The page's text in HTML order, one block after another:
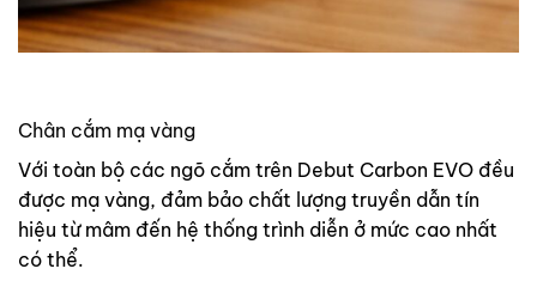
Chân cắm mạ vàng
Với toàn bộ các ngõ cắm trên Debut Carbon EVO đều
được mạ vàng, đảm bảo chất lượng truyền dẫn tín
hiệu từ mâm đến hệ thống trình diễn ở mức cao nhất
có thể.